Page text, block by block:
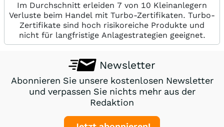
Im Durchschnitt erleiden 7 von 10 Kleinanlegern
Verluste beim Handel mit Turbo-Zertifikaten. Turbo-
Zertifikate sind hoch risikoreiche Produkte und
nicht für langfristige Anlagestrategien geeignet.
Newsletter
Abonnieren Sie unsere kostenlosen Newsletter
und verpassen Sie nichts mehr aus der
Redaktion